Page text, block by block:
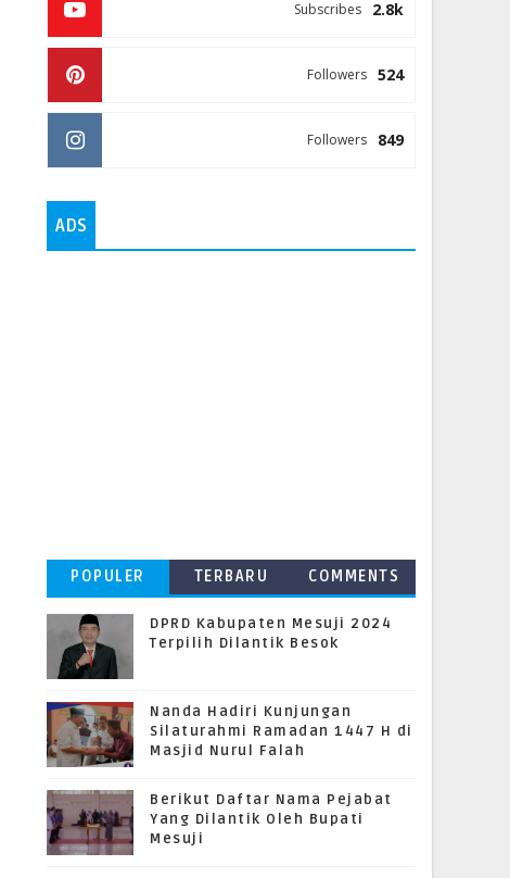
2.8k
Subscribes
524
Followers
849
Followers
ADS
POPULER TERBARU COMMENTS
DPRD Kabupaten Mesuji 2024
Terpilih Dilantik Besok
Nanda Hadiri Kunjungan
Silaturahmi Ramadan 1447 H di
Masjid Nurul Falah
Berikut Daftar Nama Pejabat
Yang Dilantik Oleh Bupati
Mesuji